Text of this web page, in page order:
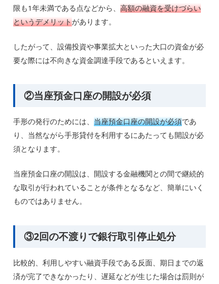
限も1年未満である点などから、高額の融資を受けづらい
というデメリットがあります。
したがって、設備投資や事業拡大といった大口の資金が必
要な際には不向きな資金調達手段であるといえます。
②当座預金口座の開設が必須
手形の発行のためには、当座預金口座の開設が必須であ
り、当然ながら手形貸付を利用するにあたっても開設が必
須となります。
当座預金口座の開設は、開設する金融機関との間で継続的
な取引が行われていることが条件となるなど、簡単にいく
ものではありません。
③2回の不渡りで銀行取引停止処分
比較的、利用しやすい融資手段である反面、期日までの返
済が完了できなかったり、遅延などが生じた場合は罰則が